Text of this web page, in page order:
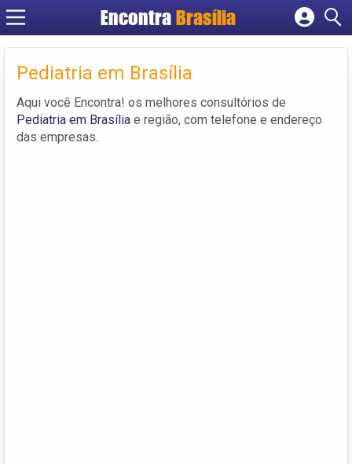
EncontraBrasília
Cadastrar empresa
Criar conta
Pediatria em Brasília
Aqui você Encontra! os melhores consultórios de
Pediatria em Brasília e região, com telefone e endereço
das empresas.